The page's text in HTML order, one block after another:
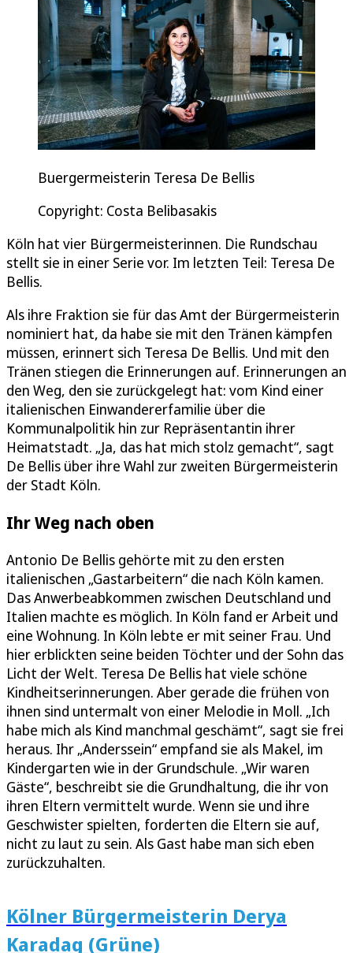
Buergermeisterin Teresa De Bellis
Copyright: Costa Belibasakis
Köln hat vier Bürgermeisterinnen. Die Rundschau
stellt sie in einer Serie vor. Im letzten Teil: Teresa De
Bellis.
Als ihre Fraktion sie für das Amt der Bürgermeisterin
nominiert hat, da habe sie mit den Tränen kämpfen
müssen, erinnert sich Teresa De Bellis. Und mit den
Tränen stiegen die Erinnerungen auf. Erinnerungen an
den Weg, den sie zurückgelegt hat: vom Kind einer
italienischen Einwandererfamilie über die
Kommunalpolitik hin zur Repräsentantin ihrer
Heimatstadt. „Ja, das hat mich stolz gemacht“, sagt
De Bellis über ihre Wahl zur zweiten Bürgermeisterin
der Stadt Köln.
Ihr Weg nach oben
Antonio De Bellis gehörte mit zu den ersten
italienischen „Gastarbeitern“ die nach Köln kamen.
Das Anwerbeabkommen zwischen Deutschland und
Italien machte es möglich. In Köln fand er Arbeit und
eine Wohnung. In Köln lebte er mit seiner Frau. Und
hier erblickten seine beiden Töchter und der Sohn das
Licht der Welt. Teresa De Bellis hat viele schöne
Kindheitserinnerungen. Aber gerade die frühen von
ihnen sind untermalt von einer Melodie in Moll. „Ich
habe mich als Kind manchmal geschämt“, sagt sie frei
heraus. Ihr „Anderssein“ empfand sie als Makel, im
Kindergarten wie in der Grundschule. „Wir waren
Gäste“, beschreibt sie die Grundhaltung, die ihr von
ihren Eltern vermittelt wurde. Wenn sie und ihre
Geschwister spielten, forderten die Eltern sie auf,
nicht zu laut zu sein. Als Gast habe man sich eben
zurückzuhalten.
Kölner Bürgermeisterin Derya
Karadag (Grüne)